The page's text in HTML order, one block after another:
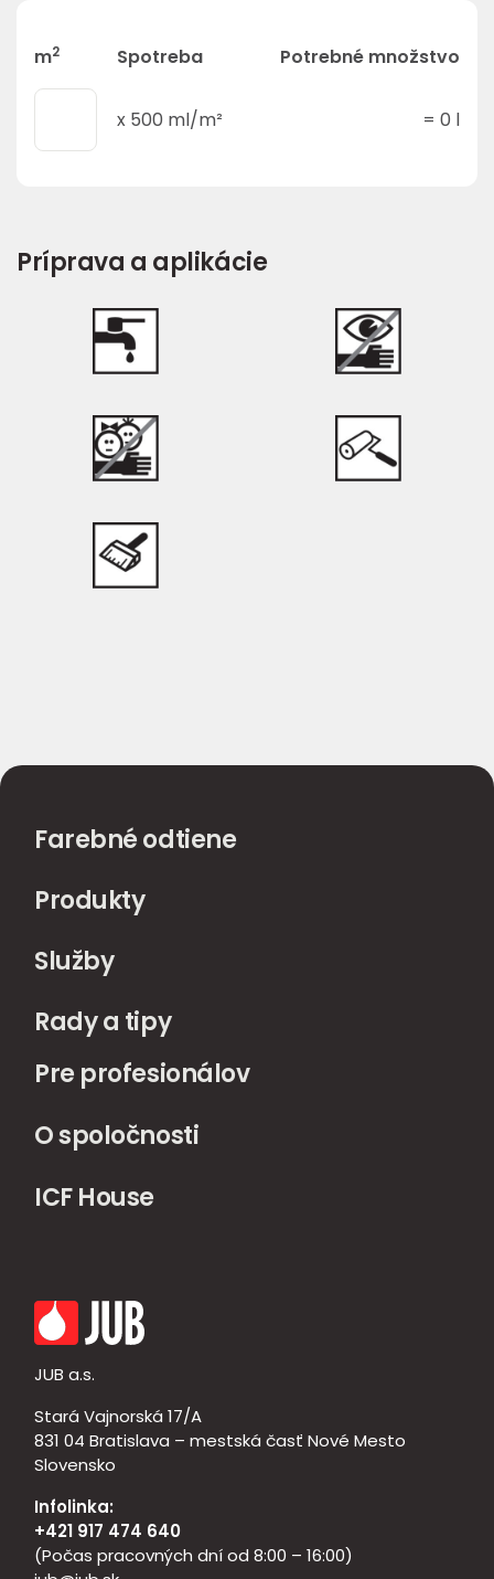
m2 Spotreba Potrebné množstvo
x 500 ml/m² = 0 l
Príprava a aplikácie
Farebné odtiene
Produkty
Služby
Rady a tipy
Pre profesionálov
O spoločnosti
ICF House
JUB a.s.
Stará Vajnorská 17/A
831 04 Bratislava – mestská časť Nové Mesto
Slovensko
Infolinka:
+421 917 474 640
(Počas pracovných dní od 8:00 – 16:00)